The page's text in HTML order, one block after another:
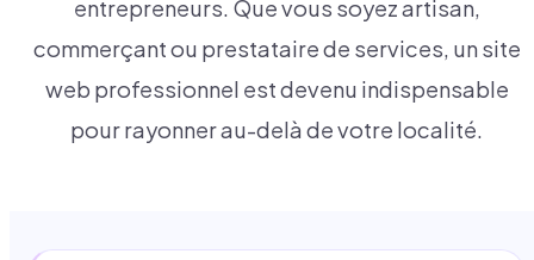
entrepreneurs. Que vous soyez artisan,
commerçant ou prestataire de services, un site
web professionnel est devenu indispensable
pour rayonner au-delà de votre localité.